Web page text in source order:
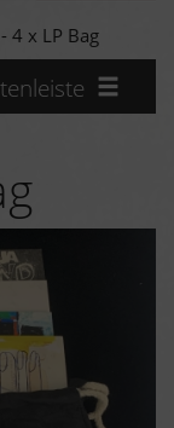
4 x LP Bag